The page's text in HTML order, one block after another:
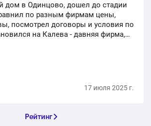
дом в Одинцово, дошел до стадии
по разным фирмам цены,
посмотрел договоры и условия по
на Калева - давняя фирма,
17 июля 2025 г.
Рейтинг